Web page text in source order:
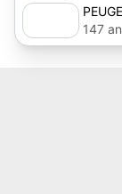
147